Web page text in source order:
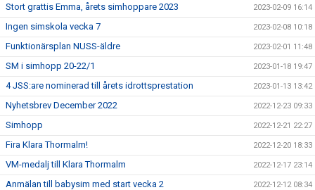
Stort grattis Emma, årets simhoppare 2023 2023-02-09 16:14
Ingen simskola vecka 7 2023-02-08 10:18
Funktionärsplan NUSS-äldre 2023-02-01 11:48
SM i simhopp 20-22/1 2023-01-18 19:47
4 JSS:are nominerad till årets idrottsprestation 2023-01-13 13:42
Nyhetsbrev December 2022 2022-12-23 09:33
Simhopp 2022-12-21 22:27
Fira Klara Thormalm! 2022-12-20 18:33
VM-medalj till Klara Thormalm 2022-12-17 23:14
Anmälan till babysim med start vecka 2 2022-12-12 08:34